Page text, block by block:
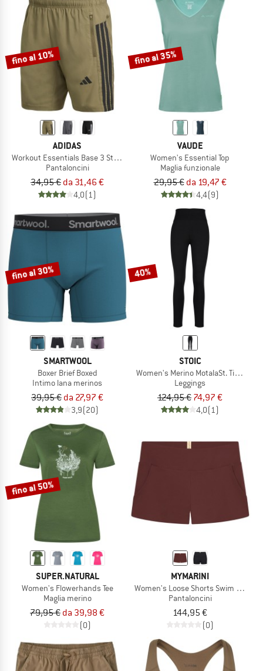
fino al 10%
ADIDAS
Workout Essentials Base 3 Stripes Woven Short
Pantaloncini
34,95 € da 31,46 €
4,0(1)
fino al 35%
VAUDE
Women's Essential Top
Maglia funzionale
29,95 € da 19,47 €
4,4(9)
fino al 30%
SMARTWOOL
Boxer Brief Boxed
Intimo lana merinos
39,95 € da 27,97 €
3,9(20)
40%
STOIC
Women's Merino MotalaSt. Tights
Leggings
124,95 € 74,97 €
4,0(1)
fino al 50%
SUPER.NATURAL
Women's Flowerhands Tee
Maglia merino
79,95 € da 39,98 €
(0)
MYMARINI
Women's Loose Shorts Swim Apparel
Pantaloncini
144,95 €
(0)